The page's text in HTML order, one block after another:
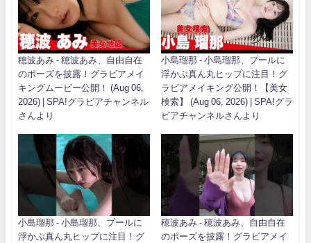
穂波あみ - 穂波あみ、自由自在
のポーズを披露！グラビアメイ
キングムービー公開！ (Aug 06,
2026) | SPA!グラビアチャンネル
さんより
小島瑠那 - 小島瑠那、プールに
浮かぶ真ん丸ヒップに注目！グ
ラビアメイキング公開！【美女
検索】 (Aug 06, 2026) | SPA!グラ
ビアチャンネルさんより
小島瑠那 - 小島瑠那、プールに
浮かぶ真ん丸ヒップに注目！グ
穂波あみ - 穂波あみ、自由自在
のポーズを披露！グラビアメイ